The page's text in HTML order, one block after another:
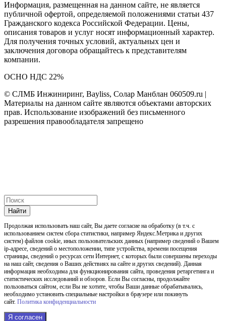
Информация, размещенная на данном сайте, не является
публичной офертой, определяемой положениями статьи 437
Гражданского кодекса Российской Федерации. Цены,
описания товаров и услуг носят информационный характер.
Для получения точных условий, актуальных цен и
заключения договора обращайтесь к представителям
компании.
ОСНО НДС 22%
© СЛМБ Инжиниринг, Bayliss, Солар Манблан 060509.ru |
Материалы на данном сайте являются объектами авторских
прав. Использование изображений без письменного
разрешения правообладателя запрещено
Найти
Продолжая использовать наш cайт, Вы даете согласие на обработку (в т.ч. с
использованием систем сбора статистики, например Яндекс.Метрика и других
систем) файлов cookie, иных пользовательских данных (например сведений о Вашем
ip-адресе, сведений о местоположении, типе устройства, времени посещения
страницы, сведений о ресурсах сети Интернет, с которых были совершены переходы
на наш сайт, сведения о Ваших действиях на сайте и других сведений). Данная
информация необходима для функционирования сайта, проведения ретаргетинга и
статистических исследований и обзоров. Если Вы согласны, продолжайте
пользоваться сайтом, если Вы не хотите, чтобы Ваши данные обрабатывались,
необходимо установить специальные настройки в браузере или покинуть
сайт. Политика конфиденциальности
Я согласен